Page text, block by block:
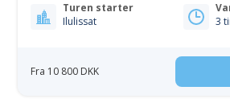
Turen starter
Ilulissat
3
Fra 10 800 DKK